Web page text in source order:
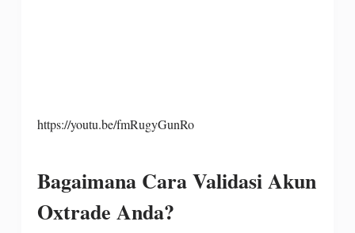
https://youtu.be/fmRugyGunRo
Bagaimana Cara Validasi Akun
Oxtrade Anda?